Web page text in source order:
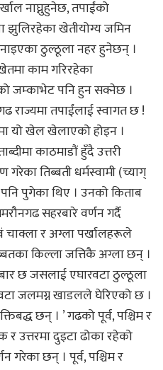
नाघ्नुहुनेछ, तपाईंको
झुलिरहेका खेतीयोग्य जमिन
ठुल्ठूला नहर हुनेछन् ।
काम गरिरहेका
जम्काभेट पनि हुन सक्नेछ ।
राज्यमा तपाईंलाई स्वागत छ !
यो खेल खेलाएको होइन ।
काठमाडौं हुँदै उत्तरी
गरेका तिब्बती धर्मस्वामी (च्याग्
पुगेका थिए । उनको किताब
सहरबारे वर्णन गर्दै
चाक्ला र अग्ला पर्खालहरूले
किल्ला जत्तिकै अग्ला छन् ।
छ जसलाई एघारवटा ठुल्ठूला
जलमग्न खाडलले घेरिएको छ ।
छन् । ’ गढको पूर्व, पश्चिम र
उत्तरमा दुइटा ढोका रहेको
गरेका छन् । पूर्व, पश्चिम र